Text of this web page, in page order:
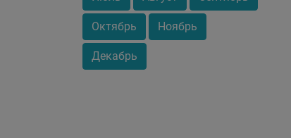
Октябрь Ноябрь
Декабрь